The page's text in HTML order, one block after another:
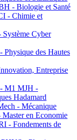
- Biologie et Santé
- Chimie et
Cyber
des Hautes
Entreprise
M1 MJH -
Hadamard
- Mécanique
en Economie
- Fondements de